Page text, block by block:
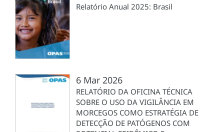
Relatório Anual 2025: Brasil
6 Mar 2026
RELATÓRIO DA OFICINA TÉCNICA
SOBRE O USO DA VIGILÂNCIA EM
MORCEGOS COMO ESTRATÉGIA DE
DETECÇÃO DE PATÓGENOS COM